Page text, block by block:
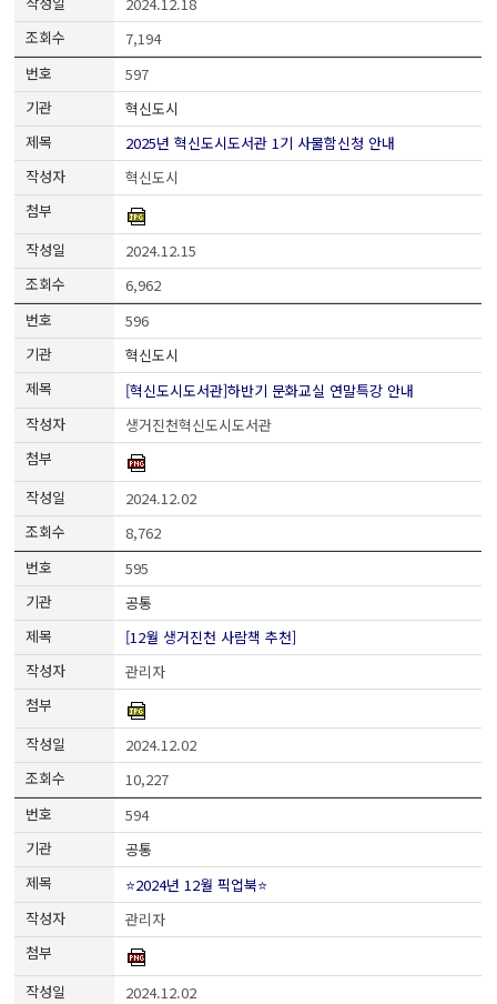
7,194
597
혁신도시
2025년 혁신도시도서관 1기 사물함신청 안내
혁신도시
2024.12.15
6,962
596
혁신도시
[혁신도시도서관]하반기 문화교실 연말특강 안내
생거진천혁신도시도서관
2024.12.02
8,762
595
공통
[12월 생거진천 사람책 추천]
관리자
2024.12.02
10,227
594
공통
⭐2024년 12월 픽업북⭐
관리자
2024.12.02